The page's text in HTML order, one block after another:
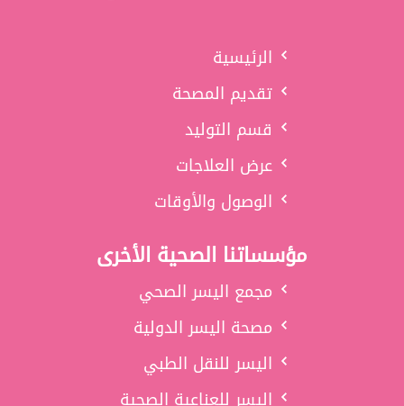
الرئيسية
تقديم المصحة
قسم التوليد
عرض العلاجات
الوصول والأوقات
مؤسساتنا الصحية الأخرى
مجمع اليسر الصحي
مصحة اليسر الدولية
اليسر للنقل الطبي
اليسر للعناعية الصحية